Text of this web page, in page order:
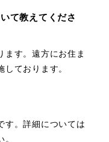
て教えてくださ
ます。遠方にお住ま
ております。
す。詳細については